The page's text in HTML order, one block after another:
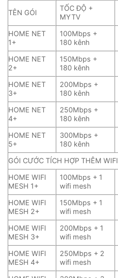
TÊN GÓI
TỐC ĐỘ +
MYTV
HOME NET
1+
100Mbps +
180 kênh
HOME NET
2+
150Mbps +
180 kênh
HOME NET
3+
200Mbps +
180 kênh
HOME NET
4+
250Mbps +
180 kênh
HOME NET
5+
300Mbps +
180 kênh
GÓI CƯỚC TÍCH HỢP THÊM
HOME WIFI
MESH 1+
100Mbps + 1
wifi mesh
HOME WIFI
MESH 2+
150Mbps + 1
wifi mesh
HOME WIFI
MESH 3+
200Mbps + 1
wifi mesh
HOME WIFI
MESH 4+
250Mbps + 2
wifi mesh